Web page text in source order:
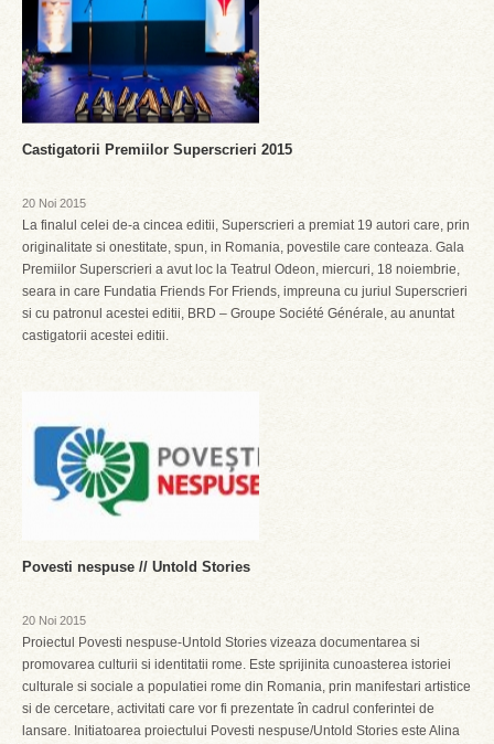
Castigatorii Premiilor Superscrieri 2015
20 Noi 2015
La finalul celei de-a cincea editii, Superscrieri a premiat 19 autori care, prin
originalitate si onestitate, spun, in Romania, povestile care conteaza. Gala
Premiilor Superscrieri a avut loc la Teatrul Odeon, miercuri, 18 noiembrie,
seara in care Fundatia Friends For Friends, impreuna cu juriul Superscrieri
si cu patronul acestei editii, BRD – Groupe Société Générale, au anuntat
castigatorii acestei editii.
Povesti nespuse // Untold Stories
20 Noi 2015
Proiectul Povesti nespuse-Untold Stories vizeaza documentarea si
promovarea culturii si identitatii rome. Este sprijinita cunoasterea istoriei
culturale si sociale a populatiei rome din Romania, prin manifestari artistice
si de cercetare, activitati care vor fi prezentate în cadrul conferintei de
lansare. Initiatoarea proiectului Povesti nespuse/Untold Stories este Alina